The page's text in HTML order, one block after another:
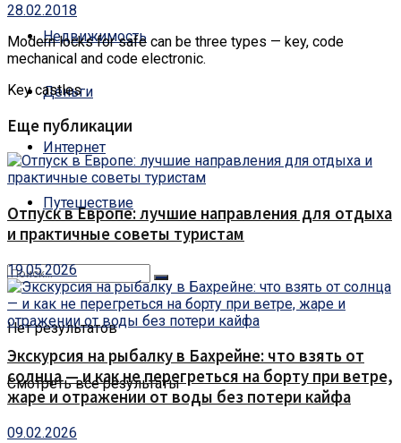
Недвижимость
Деньги
Интернет
Путешествие
Нет результатов
Смотреть все результаты
28.02.2018
Modern locks for safe can be three types — key, code
mechanical and code electronic.
Key castles
Еще публикации
Отпуск в Европе: лучшие направления для отдыха
и практичные советы туристам
19.05.2026
Экскурсия на рыбалку в Бахрейне: что взять от
солнца — и как не перегреться на борту при ветре,
жаре и отражении от воды без потери кайфа
09.02.2026